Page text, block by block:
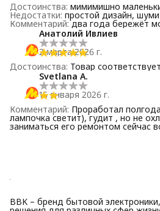
Достоинства: мимимишно
Недостатки: простой дизайн,
Комментарий: два года бережёт
Анатолий Ивлиев
2 марта 2026 г.
Достоинства: Товар
Svetlana A.
15 января 2026 г.
Комментарий: Проработал
лампочка светит), гудит , но не охлаждает и не
заниматься его ремонтом сейчас
BBK – бренд бытовой